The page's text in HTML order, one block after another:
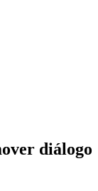
diálogo